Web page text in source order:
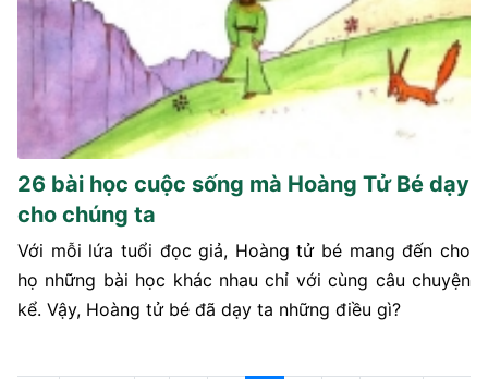
26 bài học cuộc sống mà Hoàng Tử Bé dạy
cho chúng ta
Với mỗi lứa tuổi đọc giả, Hoàng tử bé mang đến cho
họ những bài học khác nhau chỉ với cùng câu chuyện
kể. Vậy, Hoàng tử bé đã dạy ta những điều gì?